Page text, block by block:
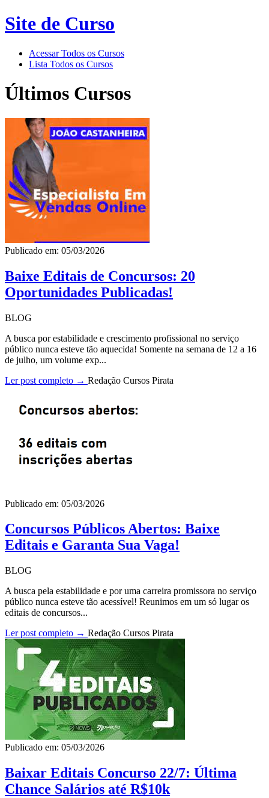
Site de Curso
Acessar Todos os Cursos
Lista Todos os Cursos
Últimos Cursos
Publicado em: 05/03/2026
Baixe Editais de Concursos: 20
Oportunidades Publicadas!
BLOG
A busca por estabilidade e crescimento profissional no serviço
público nunca esteve tão aquecida! Somente na semana de 12 a 16
de julho, um volume exp...
Ler post completo → Redação Cursos Pirata
Publicado em: 05/03/2026
Concursos Públicos Abertos: Baixe
Editais e Garanta Sua Vaga!
BLOG
A busca pela estabilidade e por uma carreira promissora no serviço
público nunca esteve tão acessível! Reunimos em um só lugar os
editais de concursos...
Ler post completo → Redação Cursos Pirata
Publicado em: 05/03/2026
Baixar Editais Concurso 22/7: Última
Chance Salários até R$10k